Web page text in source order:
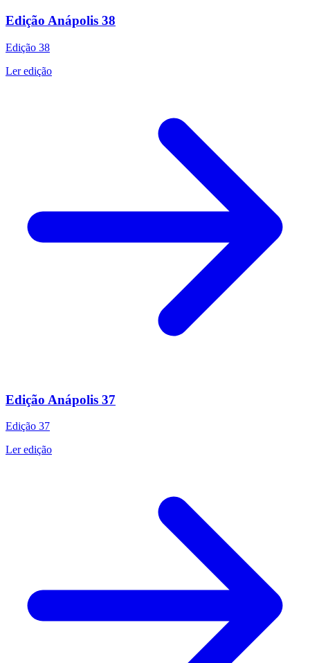
Edição Anápolis 38
Edição 38
Ler edição
Edição Anápolis 37
Edição 37
Ler edição